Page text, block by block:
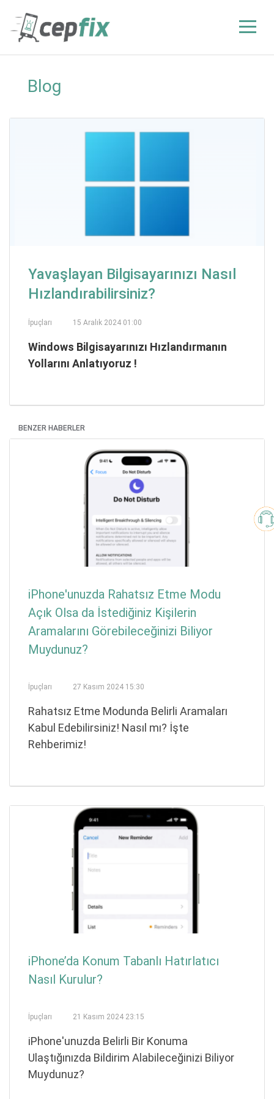
Blog
Yavaşlayan Bilgisayarınızı Nasıl
Hızlandırabilirsiniz?
İpuçları 15 Aralık 2024 01:00
Windows Bilgisayarınızı Hızlandırmanın
Yollarını Anlatıyoruz !
BENZER HABERLER
iPhone'unuzda Rahatsız Etme Modu
Açık Olsa da İstediğiniz Kişilerin
Aramalarını Görebileceğinizi Biliyor
Muydunuz?
İpuçları 27 Kasım 2024 15:30
Rahatsız Etme Modunda Belirli Aramaları
Kabul Edebilirsiniz! Nasıl mı? İşte
Rehberimiz!
iPhone’da Konum Tabanlı Hatırlatıcı
Nasıl Kurulur?
İpuçları 21 Kasım 2024 23:15
iPhone'unuzda Belirli Bir Konuma
Ulaştığınızda Bildirim Alabileceğinizi Biliyor
Muydunuz?